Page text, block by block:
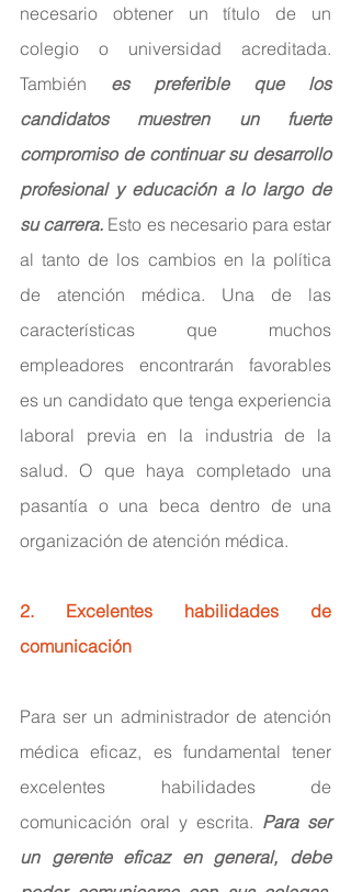
necesario obtener un título de un
colegio o universidad acreditada.
También es preferible que los
candidatos muestren un fuerte
compromiso de continuar su desarrollo
profesional y educación a lo largo de
su carrera. Esto es necesario para estar
al tanto de los cambios en la política
de atención médica. Una de las
características que muchos
empleadores encontrarán favorables
es un candidato que tenga experiencia
laboral previa en la industria de la
salud. O que haya completado una
pasantía o una beca dentro de una
organización de atención médica.
2. Excelentes habilidades de
comunicación
Para ser un administrador de atención
médica eficaz, es fundamental tener
excelentes habilidades de
comunicación oral y escrita. Para ser
un gerente eficaz en general, debe